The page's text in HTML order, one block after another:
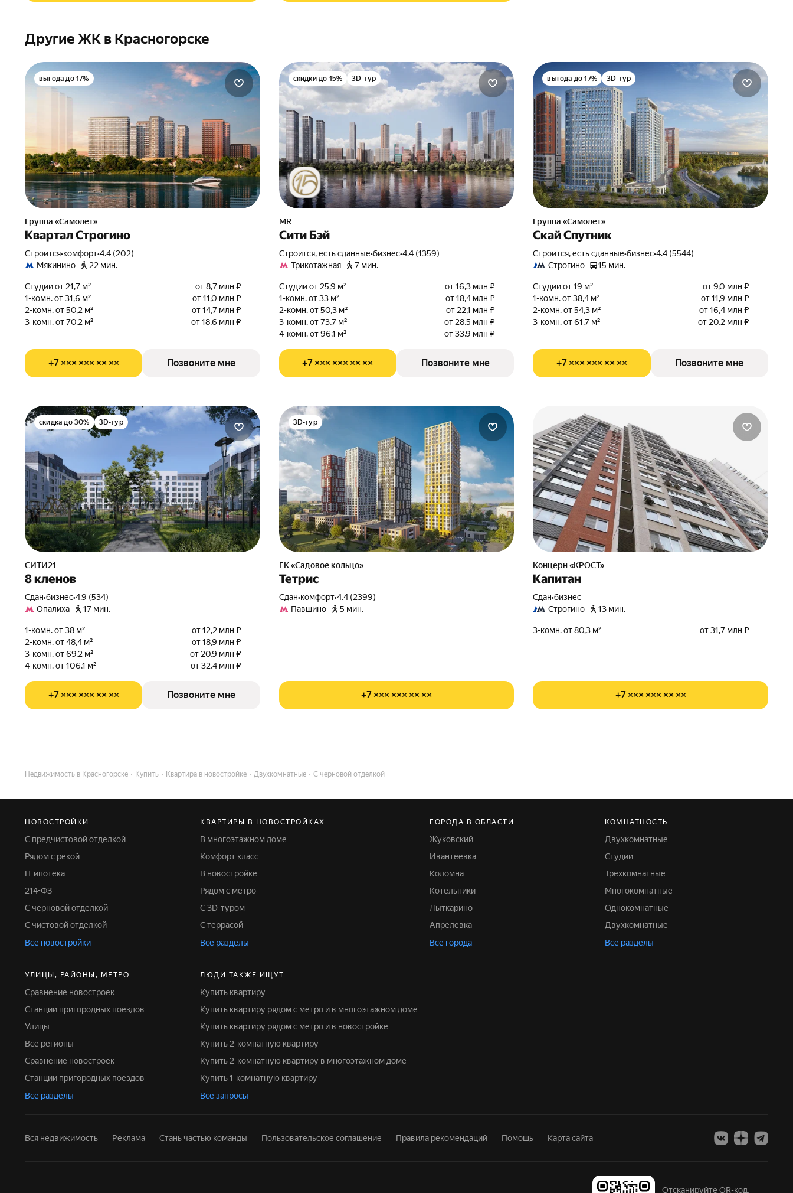
Другие ЖК в Красногорске
выгода до 17%
Группа «Самолет»
Квартал Строгино
Строится•комфорт•4.4 (202)
Мякинино
22 мин.
Студии от 21,7 м²
от 8,7 млн ₽
1-комн. от 31,6 м²
от 11,0 млн ₽
2-комн. от 50,2 м²
от 14,7 млн ₽
3-комн. от 70,2 м²
от 18,6 млн ₽
+7 ××× ××× ×× ×× Позвоните мне
скидки до 15% 3D-тур
MR
Сити Бэй
Строится, есть сданные•бизнес•4.4 (1359)
Трикотажная
7 мин.
Студии от 25,9 м²
от 16,3 млн ₽
1-комн. от 33 м²
от 18,4 млн ₽
2-комн. от 50,3 м²
от 22,1 млн ₽
3-комн. от 73,7 м²
от 28,5 млн ₽
4-комн. от 96,1 м²
от 33,9 млн ₽
+7 ××× ××× ×× ×× Позвоните мне
выгода до 17% 3D-тур
Группа «Самолет»
Скай Спутник
Строится, есть сданные•бизнес•4.4 (5544)
Строгино
15 мин.
Студии от 19 м²
от 9,0 млн ₽
1-комн. от 38,4 м²
от 11,9 млн ₽
2-комн. от 54,3 м²
от 16,4 млн ₽
3-комн. от 61,7 м²
от 20,2 млн ₽
+7 ××× ××× ×× ×× Позвоните мне
скидка до 30% 3D-тур
СИТИ21
8 кленов
Сдан•бизнес•4.9 (534)
Опалиха
17 мин.
1-комн. от 38 м²
от 12,2 млн ₽
2-комн. от 48,4 м²
от 18,9 млн ₽
3-комн. от 69,2 м²
от 20,9 млн ₽
4-комн. от 106,1 м²
от 32,4 млн ₽
+7 ××× ××× ×× ×× Позвоните мне
3D-тур
ГК «Садовое кольцо»
Тетрис
Сдан•комфорт•4.4 (2399)
Павшино
5 мин.
+7 ××× ××× ×× ××
Концерн «КРОСТ»
Капитан
Сдан•бизнес
Строгино
13 мин.
3-комн. от 80,3 м² от 31,7 млн ₽
+7 ××× ××× ×× ××
Недвижимость в Красногорске Купить Квартира в новостройке Двухкомнатные С черновой отделкой
НОВОСТРОЙКИ
С предчистовой отделкой
Рядом с рекой
IT ипотека
214-ФЗ
С черновой отделкой
С чистовой отделкой
Все новостройки
КВАРТИРЫ В НОВОСТРОЙКАХ
В многоэтажном доме
Комфорт класс
В новостройке
Рядом с метро
С 3D-туром
С террасой
Все разделы
ГОРОДА В ОБЛАСТИ
Жуковский
Ивантеевка
Коломна
Котельники
Лыткарино
Апрелевка
Все города
КОМНАТНОСТЬ
Двухкомнатные
Студии
Трехкомнатные
Многокомнатные
Однокомнатные
Двухкомнатные
Все разделы
УЛИЦЫ, РАЙОНЫ, МЕТРО
Сравнение новостроек
Станции пригородных поездов
Улицы
Все регионы
Сравнение новостроек
Станции пригородных поездов
Все разделы
ЛЮДИ ТАКЖЕ ИЩУТ
Купить квартиру
Купить квартиру рядом с метро и в многоэтажном доме
Купить квартиру рядом с метро и в новостройке
Купить 2-комнатную квартиру
Купить 2-комнатную квартиру в многоэтажном доме
Купить 1-комнатную квартиру
Все запросы
Вся недвижимость Реклама Стань частью команды Пользовательское соглашение Правила рекомендаций Помощь Карта сайта
Отсканируйте QR-код,